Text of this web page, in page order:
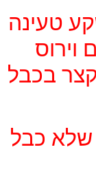
טעינה
וירוס
בכבל
כבל